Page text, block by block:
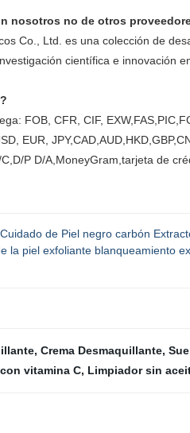
nosotros no de otros
Co., Ltd. es una colección de
científica e innovación
FOB, CFR, CIF,
EUR,
P D/A,MoneyGram,tarjeta de
de Piel negro carbón
la piel exfoliante blanqueamiento
, Crema Desmaquillante,
vitamina C, Limpiador sin